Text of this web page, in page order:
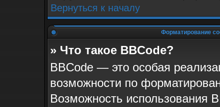
Вернуться к началу
Форматирование
» Что такое BBCode?
BBCode — это особая
возможности по
Возможность использования